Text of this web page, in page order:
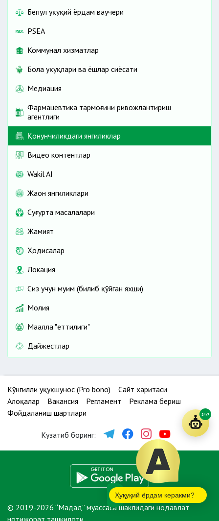
Бепул ҳуқуқий ёрдам ваучери
PSEA
Коммунал хизматлар
Бола ҳуқуқлари ва ёшлар сиёсати
Медиация
Фармацевтика тармоғини ривожлантириш
агентлиги
Қонунчиликдаги янгиликлар
Видео контентлар
Wakil AI
Жаҳон янгиликлари
Cуғурта масалалари
Жамият
Ҳодисалар
Локация
Сиз учун муҳим (билиб қўйган яхши)
Молия
Маҳалла "еттилиги"
Дайжестлар
Кўнгилли ҳуқуқшунос (Pro bono)
Сайт харитаси
Алоқалар
Вакансия Регламент
Реклама бериш
Фойдаланиш шартлари
Кузатиб боринг:
© 2019-2026 “Мадад” муассаса шаклидаги нодавлат
Ҳуқуқий ёрдам керакми?
24/7